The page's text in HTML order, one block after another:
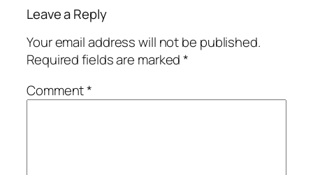
Leave a Reply
Your email address will not be published.
Required fields are marked*
Comment*